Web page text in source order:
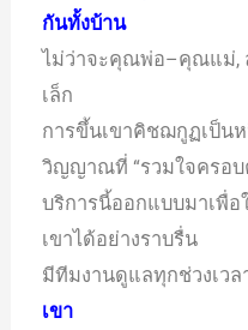
กันทั้งบ้าน
ไม่ว่าจะคุณพ่อ–คุณแม่,
เล็ก
การขึ้นเขาคิชฌกูฏเป็น
วิญญาณที่ “รวมใจครอบ
บริการนี้ออกแบบมาเพื่อ
เขาได้อย่างราบรื่น
มีทีมงานดูแลทุกช่วงเวล
เขา